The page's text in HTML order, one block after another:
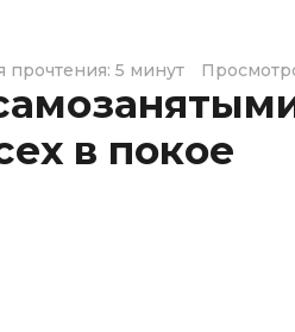
прочтения: 5 минут
в покое